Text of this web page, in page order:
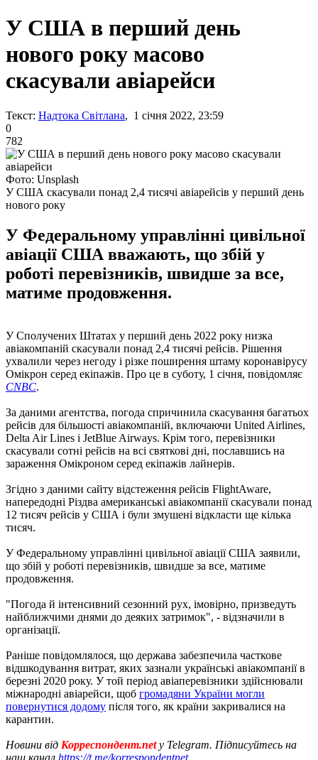
У США в перший день
нового року масово
скасували авіарейси
Текст: Надтока Світлана, 1 січня 2022, 23:59
0
782
Фото: Unsplash
У США скасували понад 2,4 тисячі авіарейсів у перший день
нового року
У Федеральному управлінні цивільної
авіації США вважають, що збій у
роботі перевізників, швидше за все,
матиме продовження.
У Сполучених Штатах у перший день 2022 року низка
авіакомпаній скасували понад 2,4 тисячі рейсів. Рішення
ухвалили через негоду і різке поширення штаму коронавірусу
Омікрон серед екіпажів. Про це в суботу, 1 січня, повідомляє
CNBC.
За даними агентства, погода спричинила скасування багатьох
рейсів для більшості авіакомпаній, включаючи United Airlines,
Delta Air Lines і JetBlue Airways. Крім того, перевізники
скасували сотні рейсів на всі святкові дні, пославшись на
зараження Омікроном серед екіпажів лайнерів.
Згідно з даними сайту відстеження рейсів FlightAware,
напередодні Різдва американські авіакомпанії скасували понад
12 тисяч рейсів у США і були змушені відкласти ще кілька
тисяч.
У Федеральному управлінні цивільної авіації США заявили,
що збій у роботі перевізників, швидше за все, матиме
продовження.
"Погода й інтенсивний сезонний рух, імовірно, призведуть
найближчими днями до деяких затримок", - відзначили в
організації.
Раніше повідомлялося, що держава забезпечила часткове
відшкодування витрат, яких зазнали українські авіакомпанії в
березні 2020 року. У той період авіаперевізники здійснювали
міжнародні авіарейси, щоб громадяни України могли
повернутися додому після того, як країни закривалися на
карантин.
Новини від Корреспондент.netу Telegram. Підписуйтесь на
наш канал https://t.me/korrespondentnet